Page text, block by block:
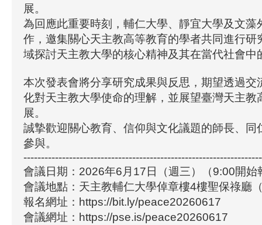
展。
為回應此重要時刻，輔仁大學、靜宜大學及文藻
作，邀集關心天主教高等教育的學者共同進行研
域探討天主教大學的核心精神及其在當代社會中
本次發表會將分享研究成果與反思，期望透過交
化對天主教大學使命的理解，並展望臺灣天主教
展。
誠摯歡迎關心教育、信仰與文化議題的師長、同
參與。
會議日期：2026年6月17日（週三）（9:00開始
會議地點：天主教輔仁大學倬章樓4樓聖保祿廳
報名網址：https://bit.ly/peace20260617
會議網址：https://pse.is/peace20260617